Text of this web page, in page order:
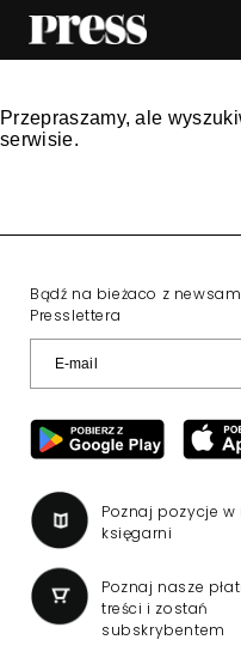
Przepraszamy, ale
serwisie.
Bądź na bieżaco z
Presslettera
Poznaj pozycje w
księgarni
Poznaj nasze
treści i zostań
subskrybentem